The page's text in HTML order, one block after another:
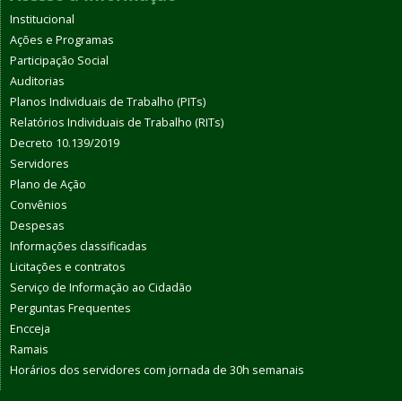
Institucional
Ações e Programas
Participação Social
Auditorias
Planos Individuais de Trabalho (PITs)
Relatórios Individuais de Trabalho (RITs)
Decreto 10.139/2019
Servidores
Plano de Ação
Convênios
Despesas
Informações classificadas
Licitações e contratos
Serviço de Informação ao Cidadão
Perguntas Frequentes
Encceja
Ramais
Horários dos servidores com jornada de 30h semanais